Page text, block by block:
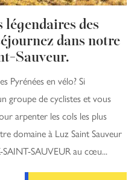
légendaires des
dans notre
Sauveur.
Pyrénées en vélo? Si
groupe de cyclistes et vous
arpenter les cols les plus
domaine à Luz Saint Sauveur
SAUVEUR au cœu...